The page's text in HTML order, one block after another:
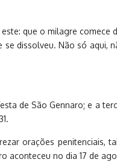
que o milagre comece
dissolveu. Não só aqui,
de São Gennaro; e a
orações penitenciais,
no dia 17 de